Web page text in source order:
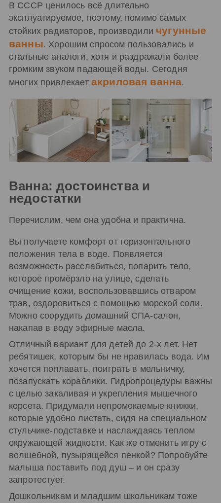
В СССР ценилось всё длительно
эксплуатируемое, поэтому, помимо самых
стойких радиаторов, производили чугунные
ванны. Хорошим спросом пользовались и
стальные аналоги, хотя и раздражали более
громким звуком падающей воды. Сегодня
многих привлекает акриловая ванна.
Ванна: достоинства и
недостатки
Перечислим, чем она удобна и практична.
Вы получаете комфорт от горизонтального
положения тела в воде. Появляется
возможность расслабиться, попарить тело,
которое промёрзло на улице, сделать
очищение кожи, воспользовавшись отваром
трав, оздоровиться с помощью морской соли.
Можно соорудить домашний СПА-салон,
накапав в воду эфирные масла.
Отличный вариант для детей до 2-х лет. Нет
ребятишек, которым бы не нравилась вода. Им
хочется поплавать, поиграть в мельничку,
позапускать кораблики. Гидропроцедуры важны
с целью закаливая и укрепления мышечного
корсета. Придумали непромокаемые книжки,
которые удобно листать, сидя на специальном
стульчике-подставке и наслаждаясь теплом
окружающей жидкости. Как же отменить игру с
волшебной, пузырящейся пенкой? Попробуйте
малыша поставить под душ – и он сразу
запротестует.
Дошкольникам и младшим школьникам тоже